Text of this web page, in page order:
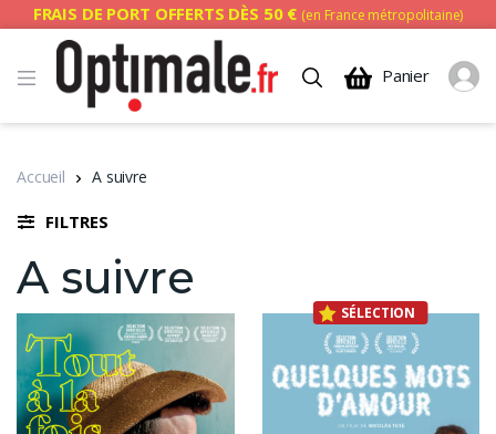
FRAIS DE PORT OFFERTS DÈS 50 € (en France métropolitaine)
Panier
Accueil A suivre
FILTRES
A suivre
SÉLECTION